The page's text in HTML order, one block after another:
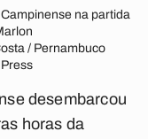
na partida
/ Pernambuco
desembarcou
horas da